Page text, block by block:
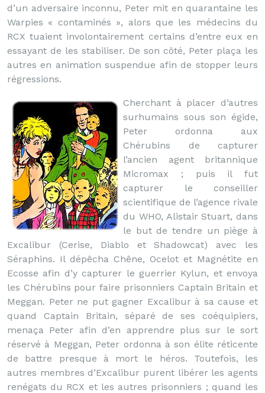
d’un adversaire inconnu, Peter mit en quarantaine les
Warpies « contaminés », alors que les médecins du
RCX tuaient involontairement certains d’entre eux en
essayant de les stabiliser. De son côté, Peter plaça les
autres en animation suspendue afin de stopper leurs
régressions.
Cherchant à placer d’autres
surhumains sous son égide,
Peter ordonna aux
Chérubins de capturer
l’ancien agent britannique
Micromax ; puis il fut
capturer le conseiller
scientifique de l’agence rivale
du WHO, Alistair Stuart, dans
le but de tendre un piège à
Excalibur (Cerise, Diablo et Shadowcat) avec les
Séraphins. Il dépêcha Chêne, Ocelot et Magnétite en
Ecosse afin d’y capturer le guerrier Kylun, et envoya
les Chérubins pour faire prisonniers Captain Britain et
Meggan. Peter ne put gagner Excalibur à sa cause et
quand Captain Britain, séparé de ses coéquipiers,
menaça Peter afin d’en apprendre plus sur le sort
réservé à Meggan, Peter ordonna à son élite réticente
de battre presque à mort le héros. Toutefois, les
autres membres d’Excalibur purent libérer les agents
renégats du RCX et les autres prisonniers ; quand les